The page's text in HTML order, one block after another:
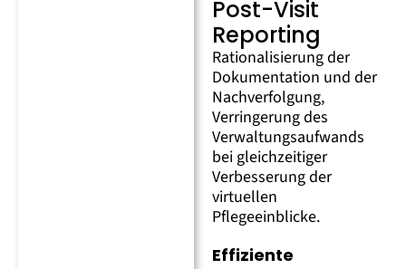
Post-Visit
Reporting
Rationalisierung der
Dokumentation und der
Nachverfolgung,
Verringerung des
Verwaltungsaufwands
bei gleichzeitiger
Verbesserung der
virtuellen
Pflegeeinblicke.
Effiziente